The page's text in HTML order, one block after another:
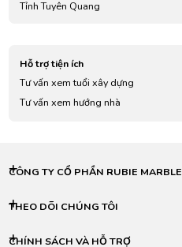
Tỉnh Tuyên Quang
Tỉnh Lai Châu
Tỉnh Sơn La
Tỉnh Yên Bái
Tỉnh Lạng Sơn
Tỉnh Bắc Giang
Hỗ trợ tiện ích
Tư vấn xem tuổi xây dựng
Tư vấn xem hướng nhà
CÔNG TY CỔ PHẦN RUBIE MARBLE
THEO DÕI CHÚNG TÔI
CHÍNH SÁCH VÀ HỖ TRỢ